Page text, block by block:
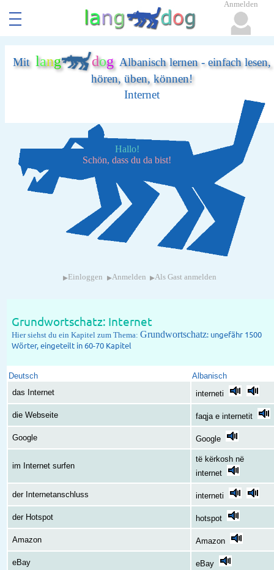
Mit lang dogAlbanisch lernen - einfach lesen,
hören, üben, können!
Internet
Hallo!
Schön, dass du da bist!
▸ Einloggen ▸Anmelden ▸Als Gast anmelden
Grundwortschatz: Internet
Hier siehst du ein Kapitel zum Thema:Grundwortschatz: ungefähr 1500
Wörter, eingeteilt in 60-70 Kapitel
Deutsch
Albanisch
das Internet
interneti
die Webseite faqja e internetit
Google Google
im Internet surfen
të kërkosh në
internet
der Internetanschluss interneti
der Hotspot hotspot
Amazon Amazon
eBay eBay
Anmelden